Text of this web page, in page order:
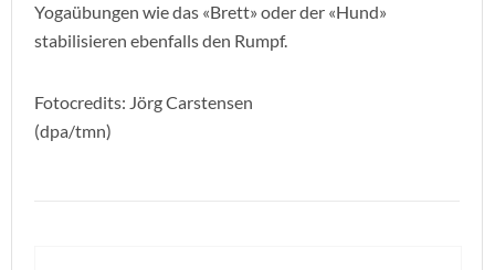
Yogaübungen wie das «Brett» oder der «Hund»
stabilisieren ebenfalls den Rumpf.
Fotocredits: Jörg Carstensen
(dpa/tmn)